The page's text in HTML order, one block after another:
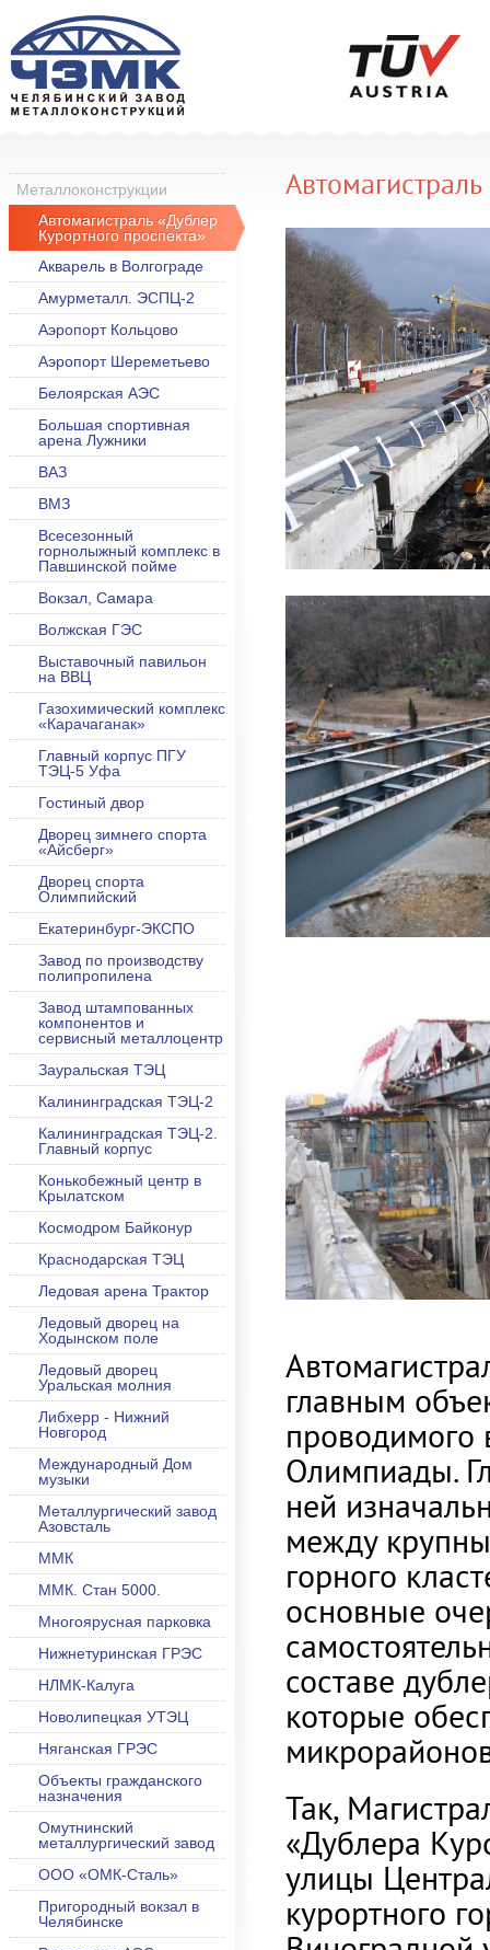
Металлоконструкции
Автомагистраль «Дублер
Курортного проспекта»
Акварель в Волгограде
Амурметалл. ЭСПЦ-2
Аэропорт Кольцово
Аэропорт Шереметьево
Белоярская АЭС
Большая спортивная
арена Лужники
ВАЗ
ВМЗ
Всесезонный
горнолыжный комплекс в
Павшинской пойме
Вокзал, Самара
Волжская ГЭС
Выставочный павильон
на ВВЦ
Газохимический комплекс
«Карачаганак»
Главный корпус ПГУ
ТЭЦ-5 Уфа
Гостиный двор
Дворец зимнего спорта
«Айсберг»
Дворец спорта
Олимпийский
Екатеринбург-ЭКСПО
Завод по производству
полипропилена
Завод штампованных
компонентов и
сервисный металлоцентр
Зауральская ТЭЦ
Калининградская ТЭЦ-2
Калининградская ТЭЦ-2.
Главный корпус
Конькобежный центр в
Крылатском
Космодром Байконур
Краснодарская ТЭЦ
Ледовая арена Трактор
Ледовый дворец на
Ходынском поле
Ледовый дворец
Уральская молния
Либхерр - Нижний
Новгород
Международный Дом
музыки
Металлургический завод
Азовсталь
ММК
ММК. Стан 5000.
Многоярусная парковка
Нижнетуринская ГРЭС
НЛМК-Калуга
Новолипецкая УТЭЦ
Няганская ГРЭС
Объекты гражданского
назначения
Омутнинский
металлургический завод
ООО «ОМК-Сталь»
Пригородный вокзал в
Челябинске
главным
проводимого
Олимпиады.
ней
между
горного
основные
составе
которые
Так,
«Дублера
улицы
курортного